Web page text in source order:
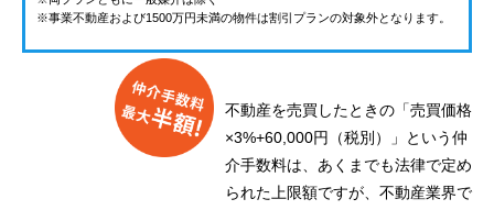
※事業不動産および1500万円未満の物件は割引プランの対象外となります。
不動産を売買したときの「売買価格
×3%+60,000円（税別）」という仲
介手数料は、あくまでも法律で定め
られた上限額ですが、不動産業界で